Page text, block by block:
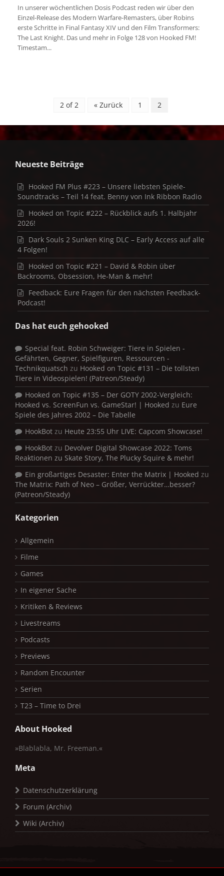
In unserer wöchentlichen Dosis Podcast reden wir über den
Einzel-Release des Modern Warfare-Remasters, über Robins
erste Schritte in Final Fantasy XIV und den Film Transformers:
The Last Knight. Das und mehr in Folge 128 von Hooked FM!
Timestam...
2 of 2 « Zurück 1 2
Neueste Beiträge
Hooked FM Plus #223 – Unsere liebsten Spiele-
Soundtracks – Teil 14 feat. Benny von Ink Ribbon Radio
Hooked on Topic #222 – Rückblick aufs 1. Halbjahr
2026!
Dark Souls 2 Sunken King DLC – Early Access auf alle
4 Folgen!
Hooked on Topic #221 – David & Robin über
Backrooms, Obsession, He-Man & mehr!
Feedback: Eure Fragen für den nächsten Feedback-
Podcast!
Das hat euch gehooked
Special feat. Robin Schweiger: Tiere in Spielen -
Gefährten, Gegner, Spielfiguren, Ressourcen -
Technikquatsch zu Hooked on Topic #131 – Die tollsten
Tiere in Videospielen! (Patreon/Steady)
Hooked on Topic #135 – Der GOTY 2002-Vergleich:
Hooked vs. ScreenFun vs. GameStar! | Hooked zu Eure
Spiele des Jahres 2002 – Die Tabelle
HookBot zu Heute 23:55 Uhr LIVE: Capcom Showcase!
HookBot zu Devolver Digital Showcase 2022: Toms
Reaktionen zu Skate Story, The Plucky Squire & mehr!
Ein großartiges Desaster: Enter the Matrix | Hooked zu
The Matrix: Path of Neo – Größer, Verrückter…besser?
(Patreon/Steady)
Kategorien
Allgemein
Filme
Games
In eigener Sache
Kritiken & Reviews
Livestreams
Podcasts
Previews
Random Encounter
Serien
T23 – Time to Drei
About Hooked
»Blablabla, Mr. Freeman.«
Meta
Datenschutzerklärung
Forum (Archiv)
Wiki (Archiv)